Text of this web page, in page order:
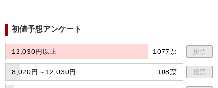
初値予想アンケート
12,030円以上 1077票 投票
8,020円～12,030円 108票 投票